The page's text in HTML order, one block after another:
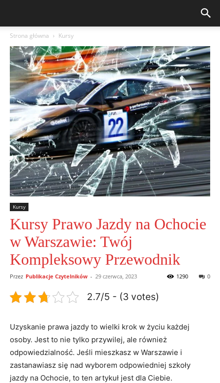
Strona główna Kursy
Kursy
Kursy Prawo Jazdy na Ochocie
w Warszawie: Twój
Kompleksowy Przewodnik
Przez Publikacje Czytelników - 29 czerwca, 2023 0
1290
2.7/5 - (3 votes)
Uzyskanie prawa jazdy to wielki krok w życiu każdej
osoby. Jest to nie tylko przywilej, ale również
odpowiedzialność. Jeśli mieszkasz w Warszawie i
zastanawiasz się nad wyborem odpowiedniej szkoły
jazdy na Ochocie, to ten artykuł jest dla Ciebie.